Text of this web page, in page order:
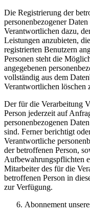
Die Registrierung der
personenbezogener
Verantwortlichen dazu,
Leistungen anzubieten,
registrierten Benutzern
Personen steht die
angegebenen
vollständig aus dem
Verantwortlichen löschen
Der für die Verarbeitung
Person jederzeit auf
personenbezogenen
sind. Ferner berichtigt
Verantwortliche
der betroffenen Person,
Aufbewahrungspflichten
Mitarbeiter des für die
betroffenen Person in
zur Verfügung.
Abonnement